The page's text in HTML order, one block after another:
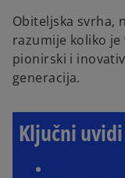
Obiteljska svrha,
razumije koliko
pionirski i
generacija.
Ključni uvidi